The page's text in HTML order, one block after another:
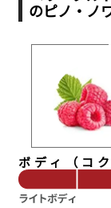
のピノ・ノ
ボディ（コク